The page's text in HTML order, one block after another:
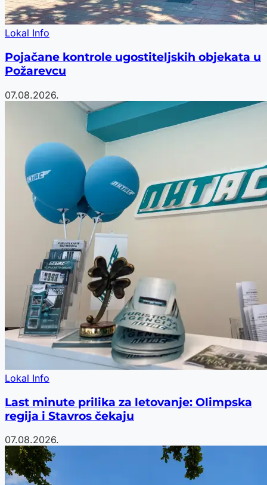
Lokal Info
Pojačane kontrole ugostiteljskih objekata u
Požarevcu
07.08.2026.
Lokal Info
Last minute prilika za letovanje: Olimpska
regija i Stavros čekaju
07.08.2026.